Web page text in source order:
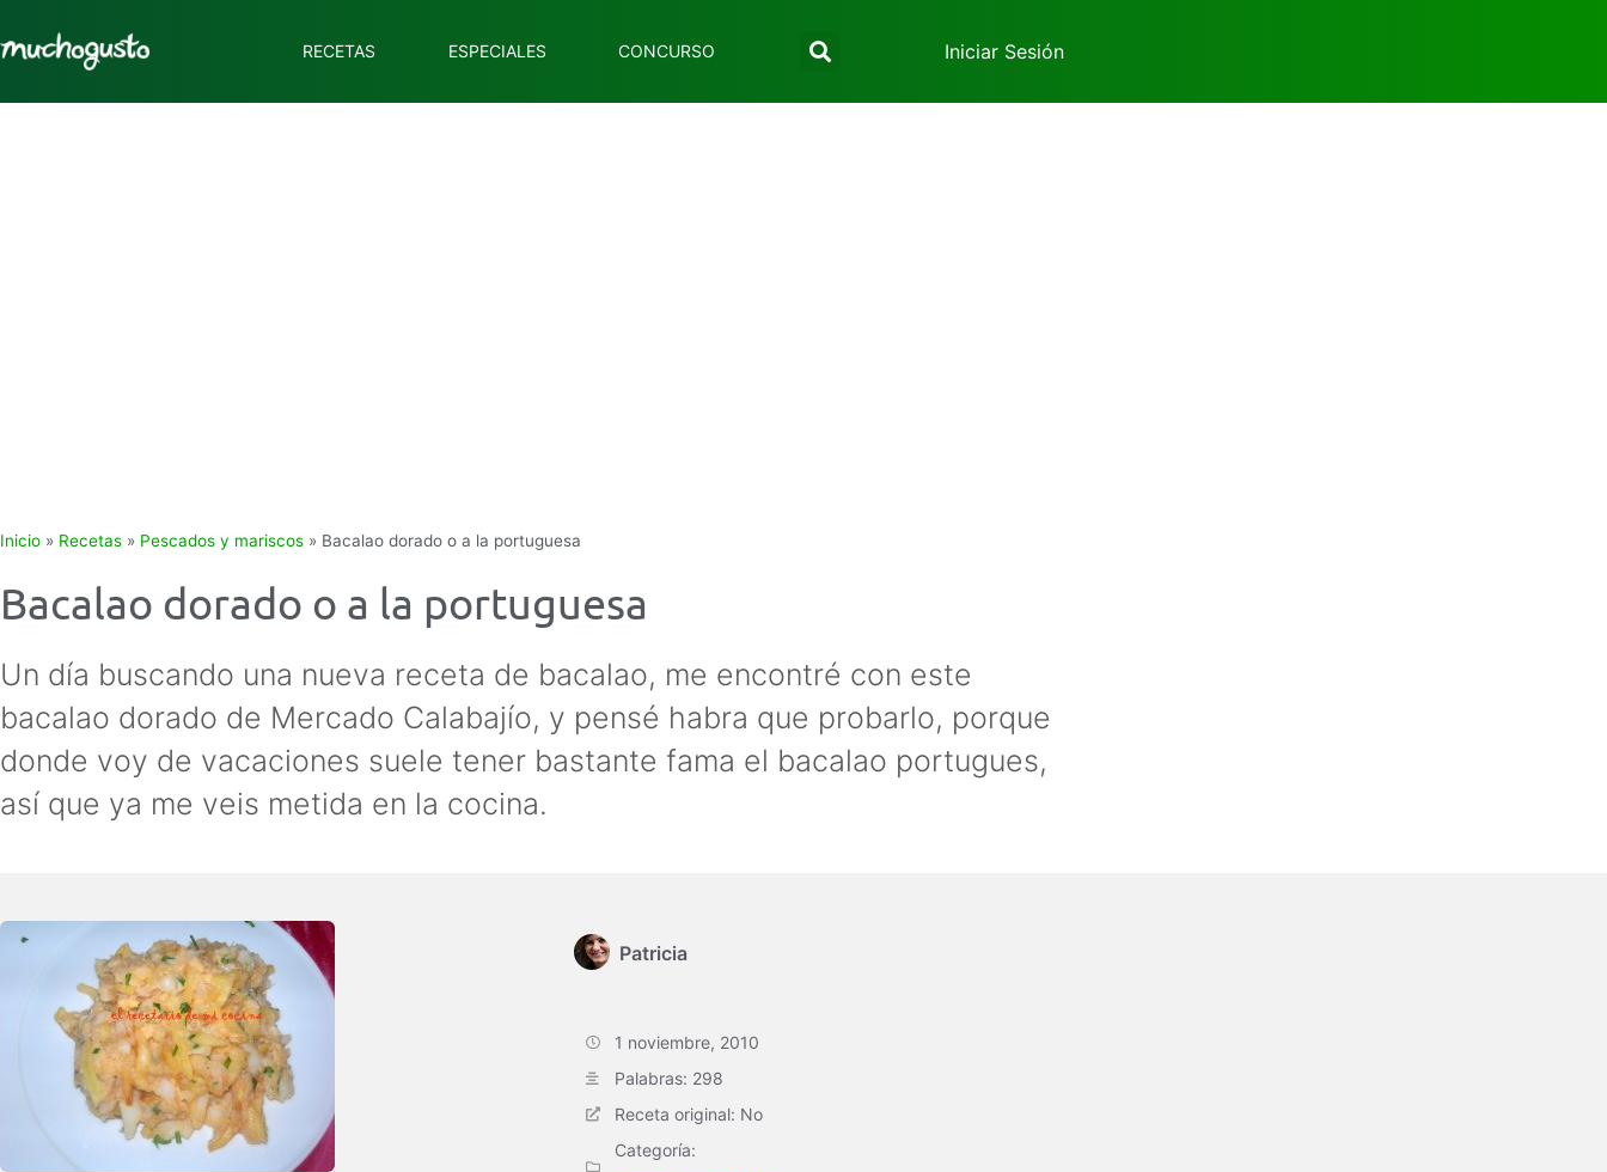
RECETAS ESPECIALES CONCURSO Iniciar Sesión
Inicio » Recetas » Pescados y mariscos » Bacalao dorado o a la portuguesa
Bacalao dorado o a la portuguesa
Un día buscando una nueva receta de bacalao, me encontré con este
bacalao dorado de Mercado Calabajío, y pensé habra que probarlo, porque
donde voy de vacaciones suele tener bastante fama el bacalao portugues,
así que ya me veis metida en la cocina.
Patricia
1 noviembre, 2010
Palabras: 298
Receta original: No
Categoría: